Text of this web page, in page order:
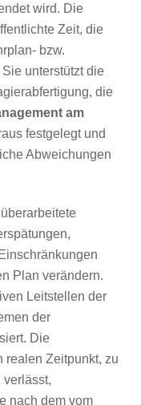
wird. Die
Zeit, die
bzw.
unterstützt die
die
am
festgelegt und
Abweichungen
Plan verändern.
Leitstellen der
der
Die
realen Zeitpunkt, zu
nach dem vom